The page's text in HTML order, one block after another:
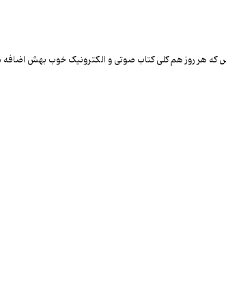
که هر روز هم کلی کتاب صوتی و الکترونیک خوب بهش